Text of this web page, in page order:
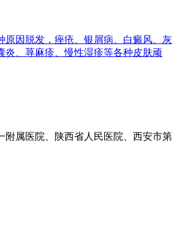
因脱发，痤疮、银屑病、白癜风、灰
、荨麻疹、慢性湿疹等各种皮肤顽
附属医院、陕西省人民医院、西安市第